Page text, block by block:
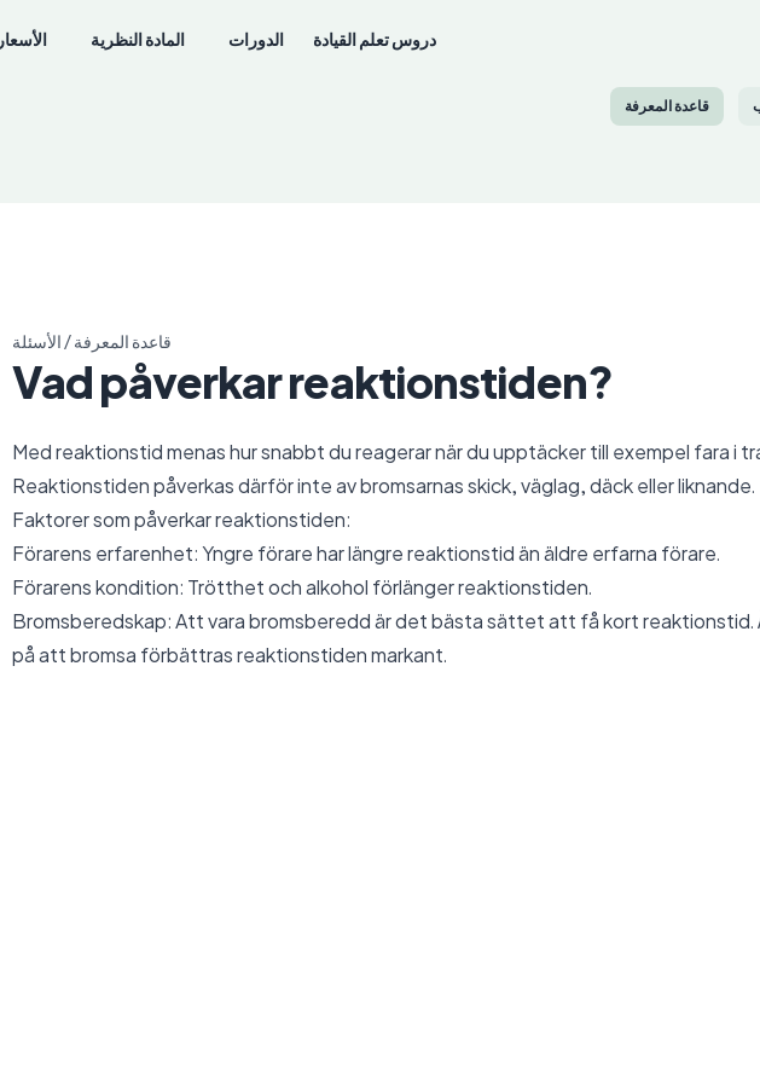
دروس تعلم القيادة الدورات المادة النظرية الأسعار
قاعدة المعرفة
قاعدة المعرفة/ الأسئلة
Vad påverkar reaktionstiden?
Med reaktionstid menas hur snabbt du reagerar när du upptäcker till exempel fara i
Reaktionstiden påverkas därför inte av bromsarnas skick, väglag, däck eller liknande.
Faktorer som påverkar reaktionstiden:
Förarens erfarenhet: Yngre förare har längre reaktionstid än äldre erfarna förare.
Förarens kondition: Trötthet och alkohol förlänger reaktionstiden.
Bromsberedskap: Att vara bromsberedd är det bästa sättet att få kort reaktionstid.
på att bromsa förbättras reaktionstiden markant.